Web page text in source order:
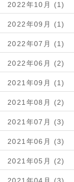
2022年10月 (1)
2022年09月 (1)
2022年07月 (1)
2022年06月 (2)
2021年09月 (1)
2021年08月 (2)
2021年07月 (3)
2021年06月 (3)
2021年05月 (2)